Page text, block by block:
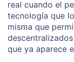
real cuando el
tecnología que
misma que
que ya aparece